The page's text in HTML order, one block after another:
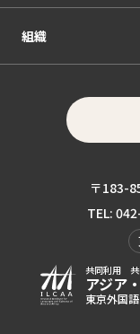
組織
〒183-
TEL:
共同利用 共
アジア
東京外国